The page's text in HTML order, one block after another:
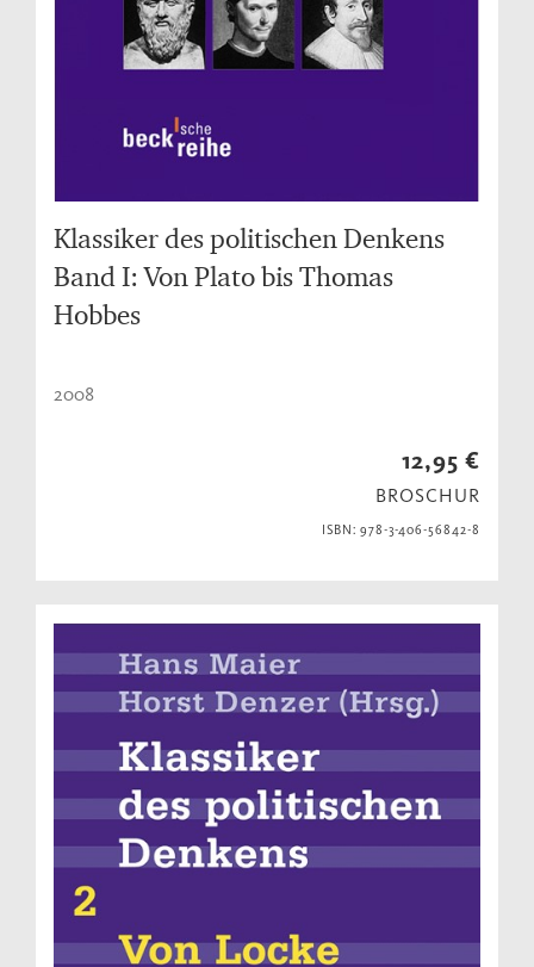
Klassiker des politischen Denkens
Band I: Von Plato bis Thomas
Hobbes
2008
12,95 €
BROSCHUR
ISBN: 978-3-406-56842-8